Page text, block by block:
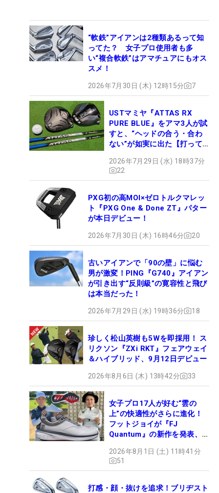
“軟鉄”アイアンは2種類あるって知
ってた？ 女子プロ使用者も多
い“複合軟鉄”はアマチュアにもオス
スメ！
2026年7月30日 (木) 12時15分 7
USTマミヤ『ATTAS RX
PURE BLUE』をアマ3人が試
すと、“ヘッドの合う・合わ
ない”が如実に出た【打って
2026年7月29日 (水) 18時37分
22
PXG初の高MOI×ゼロトルクマレッ
ト『PXG One & Done ZT』パター
が本日デビュー！
2026年7月30日 (木) 16時46分 20
古いアイアンで「90の壁」に悩む
男が激変！PING『G740』アイアン
が引き出す“反則級”の寛容性と飛び
は本当だった！
2026年7月29日 (水) 19時36分 18
珍しく松山英樹も5Wを即採用！ ス
リクソン『ZXi RKT』フェアウェイ
＆ハイブリッド、9月12日デビュー
2026年8月6日 (木) 13時42分 33
女子プロ17人が好む“雲の
上”の快適性がさらに進化！
フットジョイが『FJ
Quantum』の新作を発表、8
2026年8月1日 (土) 11時41分
51
打感・顔・抜けを追求！ブリヂスト